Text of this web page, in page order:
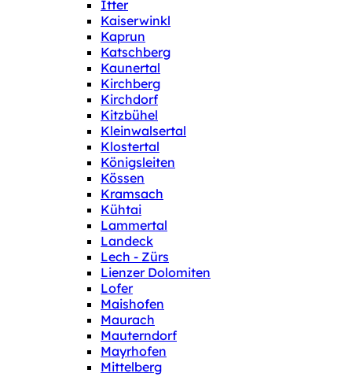
Itter
Kaiserwinkl
Kaprun
Katschberg
Kaunertal
Kirchberg
Kirchdorf
Kitzbühel
Kleinwalsertal
Klostertal
Königsleiten
Kössen
Kramsach
Kühtai
Lammertal
Landeck
Lech - Zürs
Lienzer Dolomiten
Lofer
Maishofen
Maurach
Mauterndorf
Mayrhofen
Mittelberg